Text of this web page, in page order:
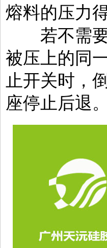
熔料的压力
若不需要
被压上的同
止开关时，
座停止后退